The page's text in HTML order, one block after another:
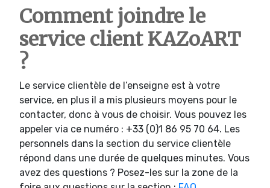
Comment joindre le
service client KAZoART
?
Le service clientèle de l’enseigne est à votre
service, en plus il a mis plusieurs moyens pour le
contacter, donc à vous de choisir. Vous pouvez les
appeler via ce numéro : +33 (0)1 86 95 70 64. Les
personnels dans la section du service clientèle
répond dans une durée de quelques minutes. Vous
avez des questions ? Posez-les sur la zone de la